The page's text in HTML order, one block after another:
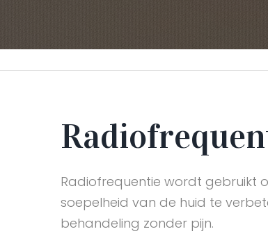
Radiofrequentie wordt gebruikt
soepelheid van de huid te
behandeling zonder pijn.